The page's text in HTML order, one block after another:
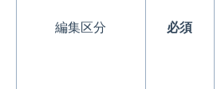
編集区分 必須